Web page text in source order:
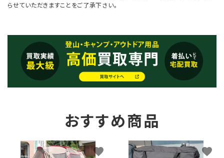
らせていただきますことをご了承下さい。
おすすめ商品
favorite favorite